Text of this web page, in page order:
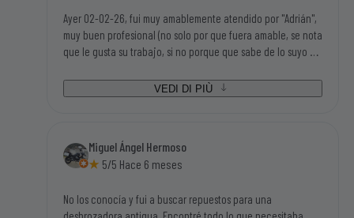
Ayer 02-02-26, fui muy amablemente atendido por "Adrián",
muy buen profesional (no solo por que fuera amable, se nota
que le gusta su trabajo, si no porque que sabe de lo suyo y
disponian de los repuestos que necesitaba para poder
seguir utilizandola. Tampoco me parecieron caros los
piezas que necesitaba y con buen precio). Gracias sin duda
volveré a su tienda.
VEDI DI PIÙ
Miguel Ángel Hermoso
5/5 Hace 6 meses
No los conocía y fui a buscar repuestos para una